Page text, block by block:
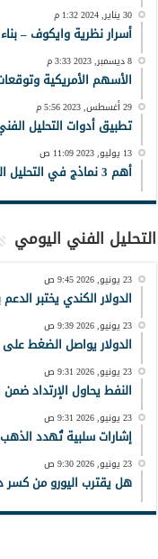
30 يناير, 2024 1:32 م
أسرار نظرية وايكوف –
8 ديسمبر, 2023 3:33 م
الأسهم الأمريكية وتوقعات 2024 – استراتيجيات وفرص أهم
29 أغسطس, 2023 5:56 م
تطبيق أدوات التحليل
13 يوليو, 2023 11:09 ص
أهم 3 نماذج في التحليل الفني
التحليل الفني اليومي
23 يونيو, 2026 9:45 ص
الدولار الكندي يختبر الدعم بنجاح
23 يونيو, 2026 9:39 ص
الدولار يواصل الضغط على
23 يونيو, 2026 9:31 ص
النفط يحاول الإرتداد ضمن
23 يونيو, 2026 9:31 ص
إشارات سلبية تُهدد الذهب
23 يونيو, 2026 9:30 ص
هل يقترب اليورو من كسر دعم